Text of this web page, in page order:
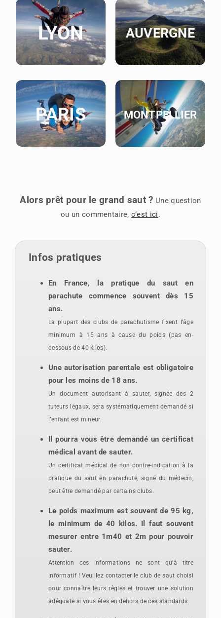
AUVERGNE
LYON
PARIS MONTPELLIER
Alors prêt pour le grand saut ? Une question
ou un commentaire, c’est ici.
Infos pratiques
En France, la pratique du saut en
parachute commence souvent dès 15
ans.
La plupart des clubs de parachutisme fixent l’âge
minimum à 15 ans à cause du poids (pas en-
dessous de 40 kilos).
Une autorisation parentale est obligatoire
pour les moins de 18 ans.
Un document autorisant à sauter, signée des 2
tuteurs légaux, sera systématiquement demandési
l’enfant est mineur.
Il pourra vous être demandé un certificat
médical avant de sauter.
Un certificat médical de non contre-indication à la
pratique du saut en parachute, signé du médecin,
peut être demandé par certains clubs.
Le poids maximum est souvent de 95 kg,
le minimum de 40 kilos. Il faut souvent
mesurer entre 1m40 et 2m pour pouvoir
sauter.
Attention ces informations ne sont qu’à titre
informatif ! Veuillez contacter le club de saut choisi
pour connaître leurs règles et trouver une solution
adéquate si vous êtes en dehors de ces standards.